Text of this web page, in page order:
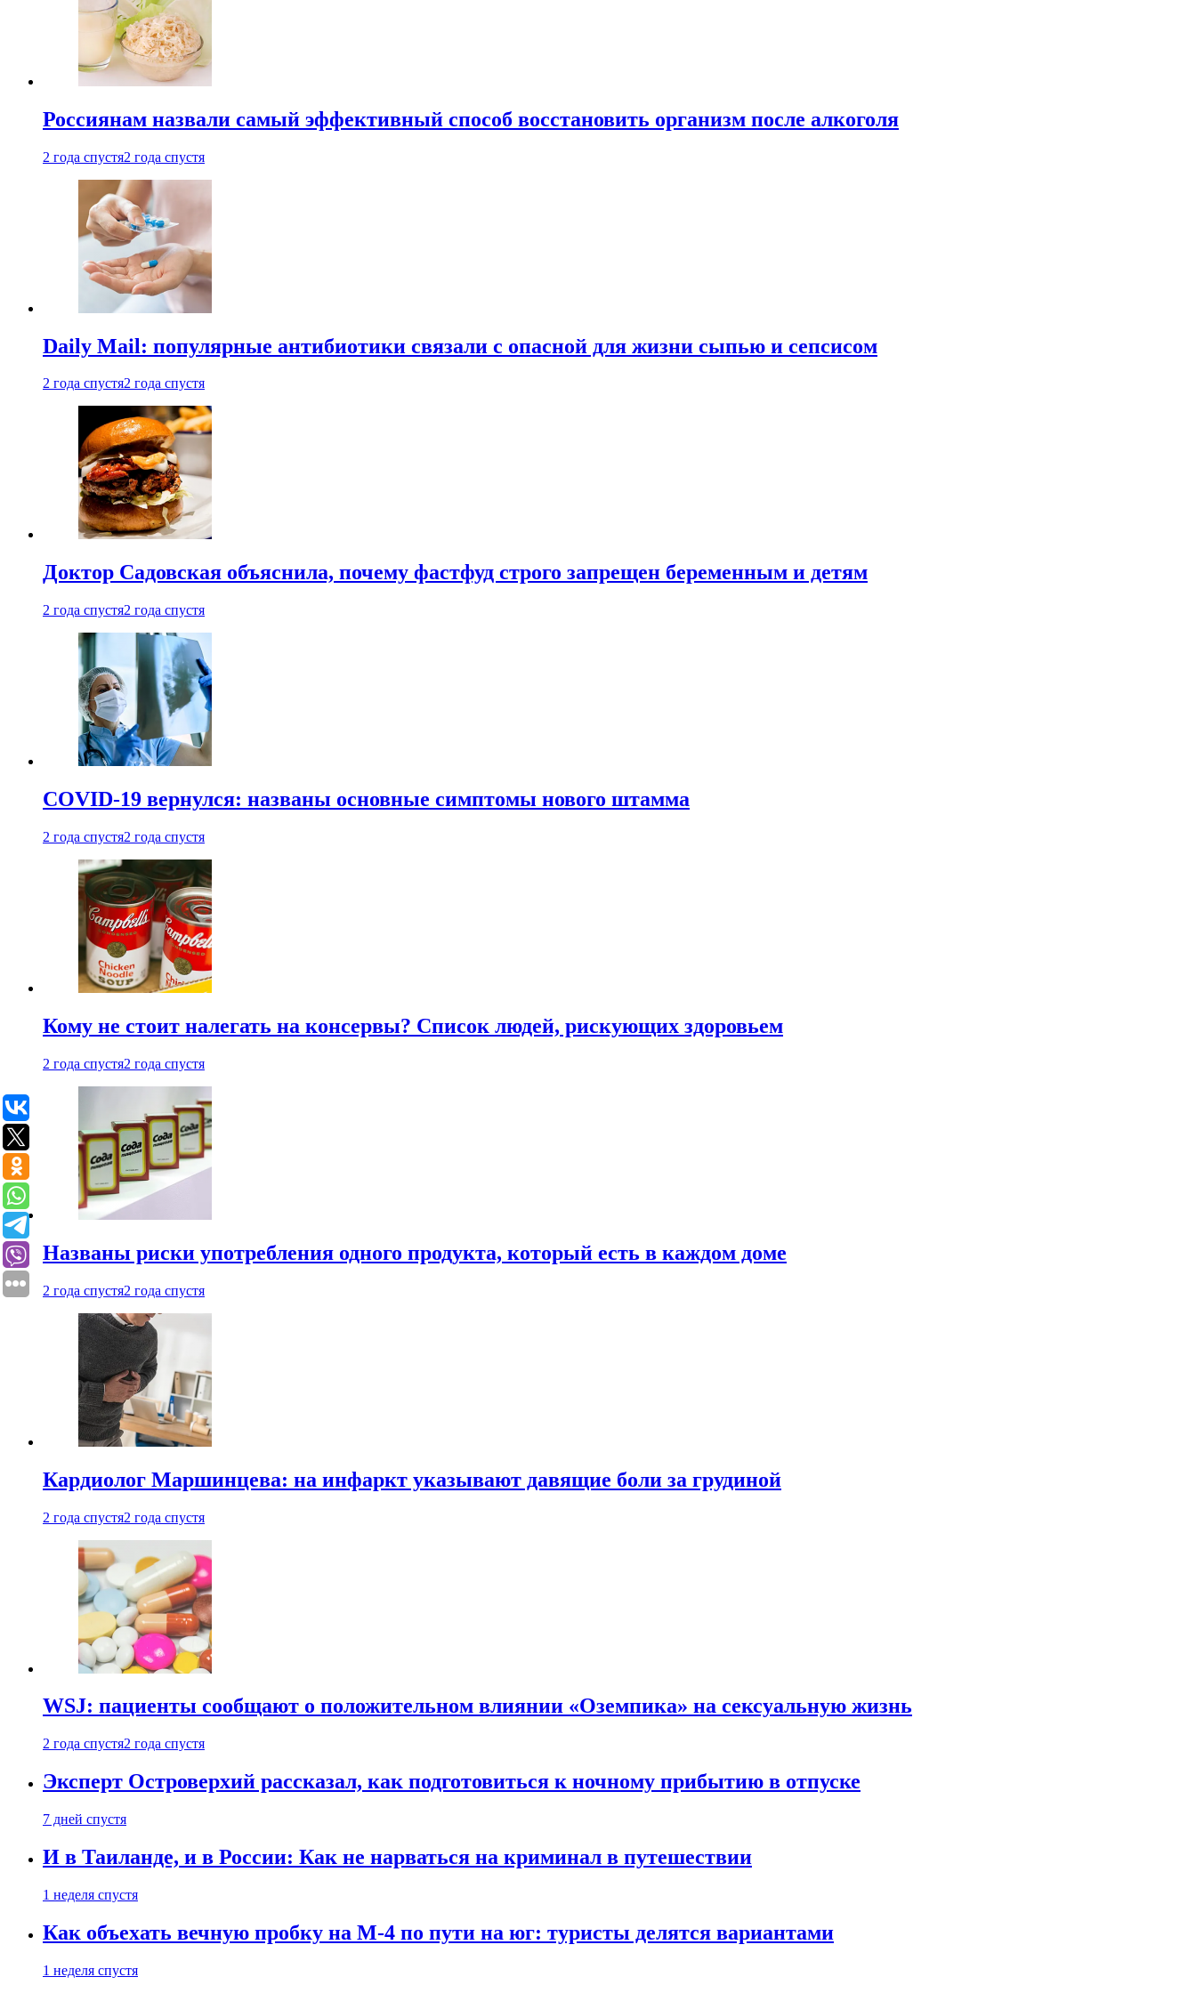
Россиянам назвали самый эффективный способ восстановить организм после алкоголя
2 года спустя2 года спустя
Daily Mail: популярные антибиотики связали с опасной для жизни сыпью и сепсисом
2 года спустя2 года спустя
Доктор Садовская объяснила, почему фастфуд строго запрещен беременным и детям
2 года спустя2 года спустя
COVID-19 вернулся: названы основные симптомы нового штамма
2 года спустя2 года спустя
Кому не стоит налегать на консервы? Список людей, рискующих здоровьем
2 года спустя2 года спустя
Названы риски употребления одного продукта, который есть в каждом доме
2 года спустя2 года спустя
Кардиолог Маршинцева: на инфаркт указывают давящие боли за грудиной
2 года спустя2 года спустя
WSJ: пациенты сообщают о положительном влиянии «Оземпика» на сексуальную жизнь
2 года спустя2 года спустя
Эксперт Островерхий рассказал, как подготовиться к ночному прибытию в отпуске
7 дней спустя
И в Таиланде, и в России: Как не нарваться на криминал в путешествии
1 неделя спустя
Как объехать вечную пробку на М-4 по пути на юг: туристы делятся вариантами
1 неделя спустя